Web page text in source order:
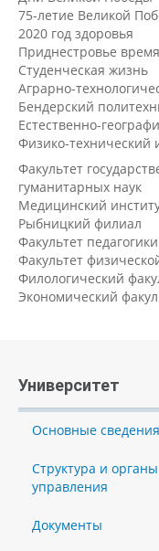
75-летие Великой
2020 год здоровья
Приднестровье
Студенческая жизнь
Аграрно-
Бендерский
Естественно-
Физико-технический
Факультет
гуманитарных наук
Медицинский
Рыбницкий филиал
Факультет
Факультет
Филологический
Экономический
Университет
Основные сведения
Структура и органы
управления
Документы